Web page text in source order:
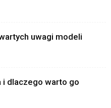
uwagi modeli
i dlaczego warto go